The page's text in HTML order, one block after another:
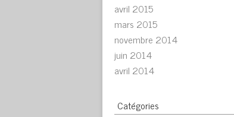
avril 2015
mars 2015
novembre 2014
juin 2014
avril 2014
Catégories